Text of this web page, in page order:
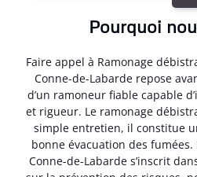
Pourquoi
Faire appel à Ramonage
Conne-de-Labarde repose
d’un ramoneur fiable capable
et rigueur. Le ramonage
simple entretien, il constitue
bonne évacuation des
Conne-de-Labarde s’inscrit